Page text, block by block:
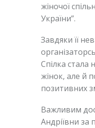
жіночої
України”.
Завдяки її
Спілка стала
жінок, але й
позитивних
Важливим
Андріївни за